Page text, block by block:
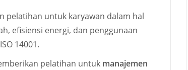
pelatihan untuk karyawan dalam hal
efisiensi energi, dan penggunaan
14001.
pelatihan untuk manajemen